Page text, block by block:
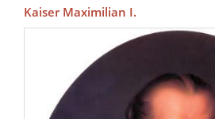
Kaiser Maximilian I.